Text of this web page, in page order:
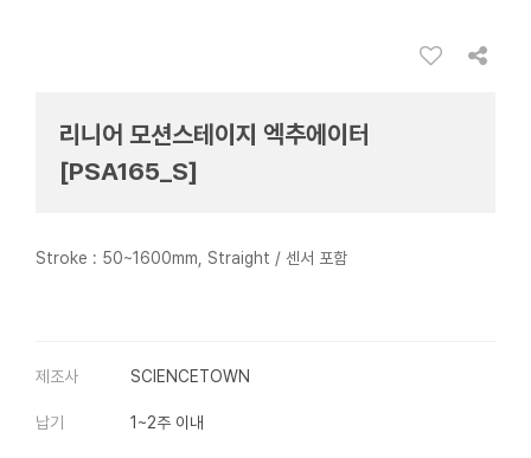
리니어 모션스테이지 엑추에이터
[PSA165_S]
Stroke : 50~1600mm, Straight / 센서 포함
제조사 SCIENCETOWN
납기 1~2주 이내